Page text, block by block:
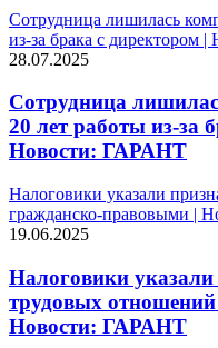
Сотрудница лишилась
из-за брака с директором
28.07.2025
Сотрудница
20 лет работы из-за
Новости: ГАРАНТ
Налоговики указали
гражданско-правовыми |
19.06.2025
Налоговики
трудовых
Новости: ГАРАНТ